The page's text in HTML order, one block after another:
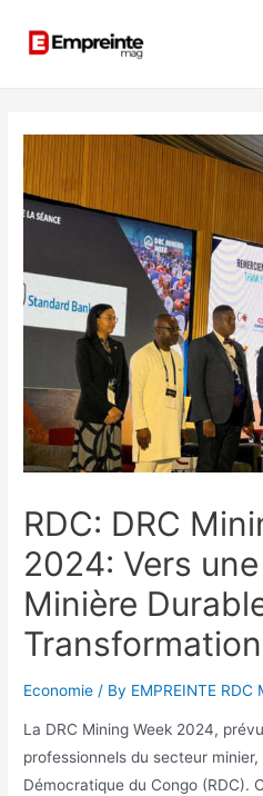
RDC: DRC
2024: Vers
Minière
Economie / By EMPREINTE RDC
La DRC Mining Week 2024,
professionnels du secteur
Démocratique du Congo (RDC).